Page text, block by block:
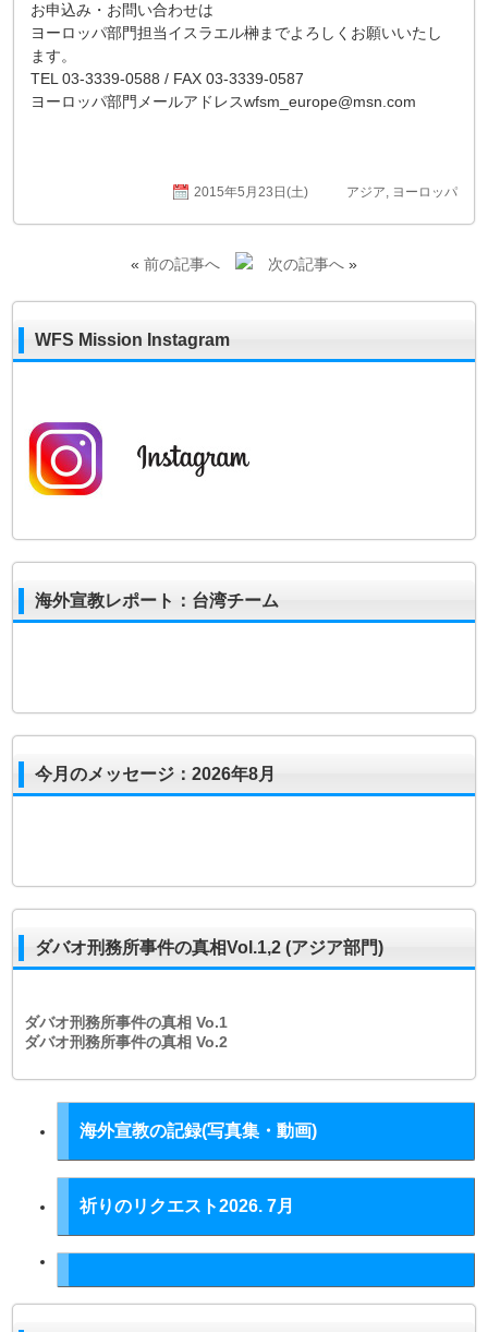
お申込み・お問い合わせは
ヨーロッパ部門担当イスラエル榊までよろしくお願いいたし
ます。
TEL 03-3339-0588 / FAX 03-3339-0587
ヨーロッパ部門メールアドレスwfsm_europe@msn.com
2015年5月23日(土) アジア, ヨーロッパ
« 前の記事へ 次の記事へ»
WFS Mission Instagram
海外宣教レポート：台湾チーム
今月のメッセージ：2026年8月
ダバオ刑務所事件の真相Vol.1,2 (アジア部門)
ダバオ刑務所事件の真相Vo.1
ダバオ刑務所事件の真相Vo.2
海外宣教の記録(写真集・動画)
祈りのリクエスト2026. 7月